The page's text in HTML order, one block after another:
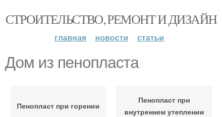
СТРОИТЕЛЬСТВО, РЕМОНТ И ДИЗАЙН
главная новости статьи
Дом из пенопласта
Пенопласт при горении
Пенопласт при
внутреннем утеплении